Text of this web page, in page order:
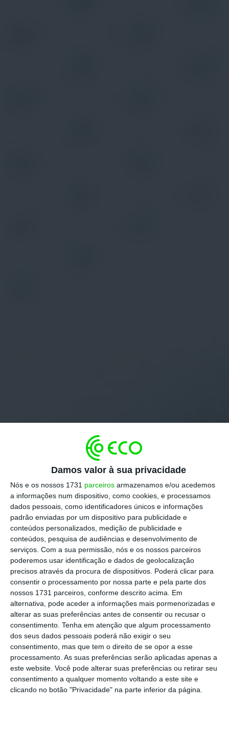
Damos valor à sua privacidade
Nós e os nossos 1731 parceiros armazenamos e/ou acedemos
a informações num dispositivo, como cookies, e processamos
dados pessoais, como identificadores únicos e informações
padrão enviadas por um dispositivo para publicidade e
conteúdos personalizados, medição de publicidade e
conteúdos, pesquisa de audiências e desenvolvimento de
serviços. Com a sua permissão, nós e os nossos parceiros
poderemos usar identificação e dados de geolocalização
precisos através da procura de dispositivos. Poderá clicar para
consentir o processamento por nossa parte e pela parte dos
nossos 1731 parceiros, conforme descrito acima. Em
alternativa, pode aceder a informações mais pormenorizadas e
alterar as suas preferências antes de consentir ou recusar o
consentimento. Tenha em atenção que algum processamento
dos seus dados pessoais poderá não exigir o seu
consentimento, mas que tem o direito de se opor a esse
processamento. As suas preferências serão aplicadas apenas a
este website. Você pode alterar suas preferências ou retirar seu
consentimento a qualquer momento voltando a este site e
clicando no botão "Privacidade" na parte inferior da página.